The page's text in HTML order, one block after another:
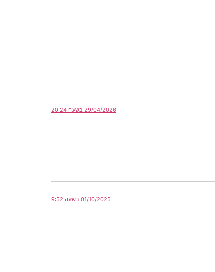
29/04/2026 בשעה 20:24
01/10/2025 בשעה 9:52